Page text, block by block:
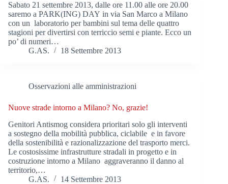
Sabato 21 settembre 2013, dalle ore 11.00 alle ore 20.00
saremo a PARK(ING) DAY in via San Marco a Milano
con un laboratorio per bambini sul tema delle quattro
stagioni per divertirsi con terriccio semi e piante. Ecco un
po’ di numeri…
G.AS.
18 Settembre 2013
Osservazioni alle amministrazioni
Nuove strade intorno a Milano? No, grazie!
Genitori Antismog considera prioritari solo gli interventi
a sostegno della mobilità pubblica, ciclabile e in favore
della sostenibilità e razionalizzazione del trasporto merci.
Le costosissime infrastrutture stradali in progetto e in
costruzione intorno a Milano aggraveranno il danno al
territorio,…
G.AS.
14 Settembre 2013